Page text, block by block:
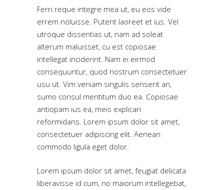
Ferri reque integre mea ut, eu eos vide
errem noluisse. Putent laoreet et ius. Vel
utroque dissentias ut, nam ad soleat
alterum maluisset, cu est copiosae
intellegat inciderint. Nam ei eirmod
consequuntur, quod nostrum consectetuer
usu ut. Vim veniam singulis senserit an,
sumo consul mentitum duo ea. Copiosae
antiopam ius ea, meis explicari
reformidans. Lorem ipsum dolor sit amet,
consectetuer adipiscing elit. Aenean
commodo ligula eget dolor.
Lorem ipsum dolor sit amet, feugiat delicata
liberavisse id cum, no maiorum intellegebat,